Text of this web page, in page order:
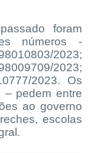
foram
números -
2023;
2023;
2023. Os
– pedem entre
ao governo
escolas